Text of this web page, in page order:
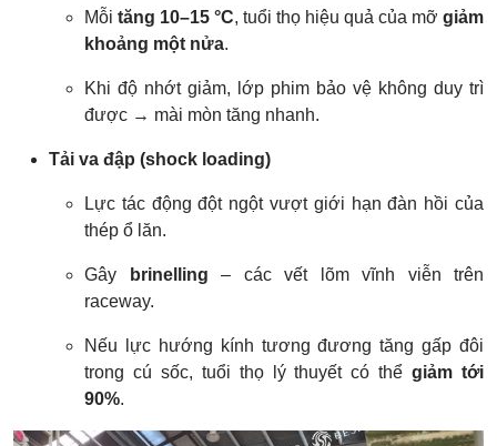
Mỗi tăng 10–15 °C, tuổi thọ hiệu quả của mỡ giảm
khoảng một nửa.
Khi độ nhớt giảm, lớp phim bảo vệ không duy trì
được → mài mòn tăng nhanh.
Tải va đập (shock loading)
Lực tác động đột ngột vượt giới hạn đàn hồi của
thép ổ lăn.
Gây brinelling – các vết lõm vĩnh viễn trên
raceway.
Nếu lực hướng kính tương đương tăng gấp đôi
trong cú sốc, tuổi thọ lý thuyết có thểgiảm tới
90%.